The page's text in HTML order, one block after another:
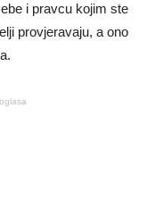
i pravcu kojim ste
provjeravaju, a ono